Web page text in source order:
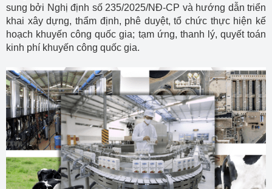
sung bởi Nghị định số 235/2025/NĐ-CP và hướng dẫn triển
khai xây dựng, thẩm định, phê duyệt, tổ chức thực hiện kế
hoạch khuyến công quốc gia; tạm ứng, thanh lý, quyết toán
kinh phí khuyến công quốc gia.